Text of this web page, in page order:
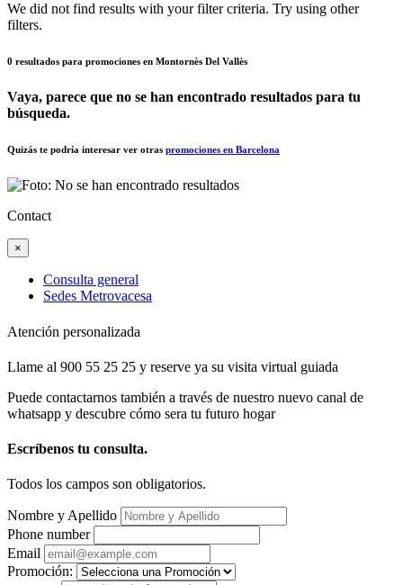
We did not find results with your filter criteria. Try using other
filters.
0 resultados para promociones en Montornès Del Vallès
Vaya, parece que no se han encontrado resultados para tu
búsqueda.
Quizás te podría interesar ver otras promociones en Barcelona
Contact
×
Consulta general
Sedes Metrovacesa
Atención personalizada
Llame al 900 55 25 25 y reserve ya su visita virtual guiada
Puede contactarnos también a través de nuestro nuevo canal de
whatsapp y descubre cómo sera tu futuro hogar
Escríbenos tu consulta.
Todos los campos son obligatorios.
Nombre y Apellido
Phone number
Email
Promoción: